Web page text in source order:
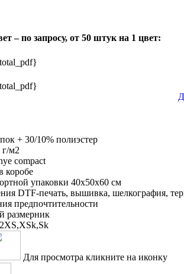
– по запросу, от 50 штук на 1 цвет:
+ 30/10% полиэстер
г/м2
compact
коробе
упаковки 40x50x60 см
DTF-печать, вышивка, шелкография,
предпочтительности
размерник
Для просмотра кликните на иконку